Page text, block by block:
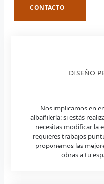
CONTACTO
DISEÑO
Nos implicamos en
albañilería: si estás
necesitas modificar la
requieres trabajos
proponemos las
obras a tu